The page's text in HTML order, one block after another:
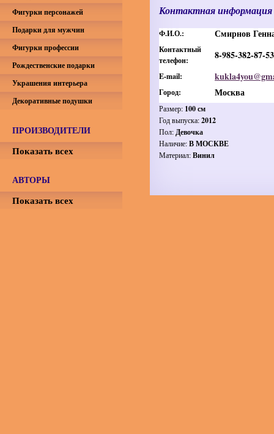
Контактная информация
Ф.И.О.: Смирнов
Контактный
телефон:
8-985-382-87-53
E-mail:
Город: Москва
Размер: 100 см
Год выпуска:2012
Пол:Девочка
Наличие:В МОСКВЕ
Материал:Винил
Фигурки персонажей
Подарки для мужчин
Фигурки профессии
Рождественские подарки
Украшения интерьера
Декоративные подушки
ПРОИЗВОДИТЕЛИ
Показать всех
АВТОРЫ
Показать всех